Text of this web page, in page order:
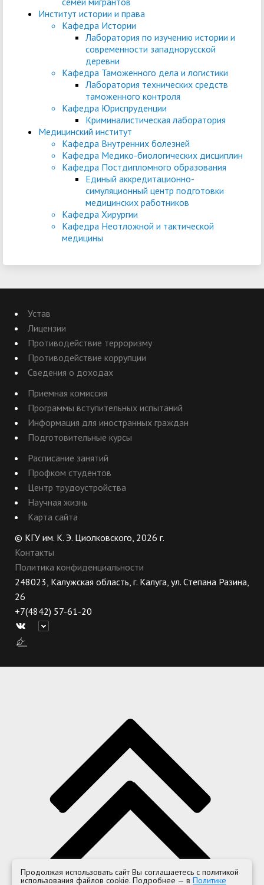
Институт истории и права
Кафедра Истории
Лаборатория по изучению истории и
современности западнорусской
деревни
Кафедра Таможенного дела и логистики
Лаборатория технических средств
таможенного контроля
Кафедра Юриспруденции
Криминалистическая лаборатория
Медицинский институт
Кафедра Внутренних болезней
Кафедра Медико-биологических дисциплин
Кафедра Постдипломного образования
Единый аккредитационно-
симуляционный центр подготовки
медицинских работников
Кафедра Хирургии
Кафедра Неотложной и тактической
медицины
Устав
Лицензии
Противодействие терроризму
Противодействие коррупции
Сведения о доходах
Приемная комиссия
Программы вступительных испытаний
Информация для иностранных граждан
Подготовительные курсы
Расписание занятий
Профком студентов
Центр трудоустройства
Научная жизнь
Карта сайта
© КГУ им. К. Э. Циолковского, 2026 г.
Контакты
Политика конфиденциальности
248023, Калужская область, г. Калуга, ул. Степана Разина,
26
+7(4842) 57-61-20
Продолжая использовать сайт Вы соглашаетесь с политикой
использования файлов cookie. Подробнее — в Политике